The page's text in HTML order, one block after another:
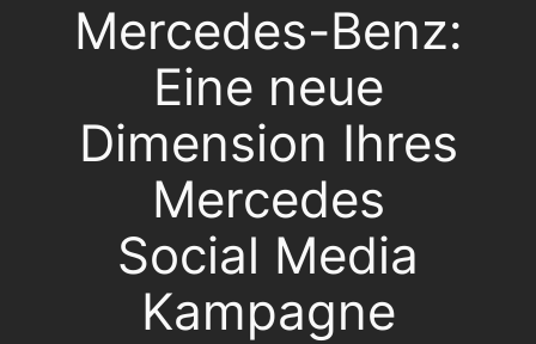
Mercedes-Benz:
Eine neue
Dimension Ihres
Mercedes
Social Media
Kampagne